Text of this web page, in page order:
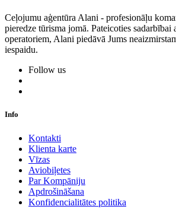
Ceļojumu aģentūra Alani - profesionāļu
pieredze tūrisma jomā. Pateicoties sadarbībai
operatoriem, Alani piedāvā Jums
iespaidu.
Follow us
Info
Kontakti
Klienta karte
Vīzas
Aviobiļetes
Par Kompāniju
Apdrošināšana
Konfidencialitātes politika